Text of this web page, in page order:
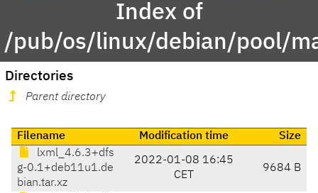
Index of
/pub/os/linux/debian/pool/
Directories
Parent directory
Filename Modification time
Size
lxml_4.6.3+dfs
g-0.1+deb11u1.de
bian.tar.xz
2022-01-08 16:45
CET
9684 B